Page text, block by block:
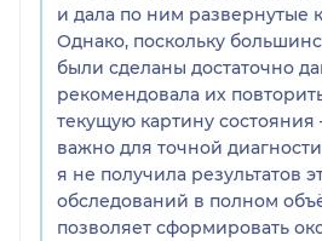
и дала по ним развернутые
Однако, поскольку
были сделаны достаточно
рекомендовала их
текущую картину
важно для точной
я не получила результатов
обследований в полном
позволяет сформировать